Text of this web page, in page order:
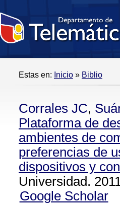
Estas en: Inicio » Biblio
Corrales JC,
Plataforma de
ambientes de
preferencias de
dispositivos y
Universidad.
Google Scholar